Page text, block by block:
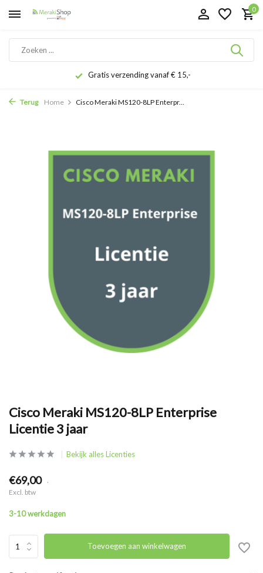
0
Gratis verzending vanaf € 15,-
Terug Home Cisco Meraki MS120-8LP Enterpr...
Cisco Meraki MS120-8LP Enterprise
Licentie 3 jaar
Bekijk alles Licenties
€69,00 .
Excl. btw
3-10 werkdagen
Toevoegen aan winkelwagen